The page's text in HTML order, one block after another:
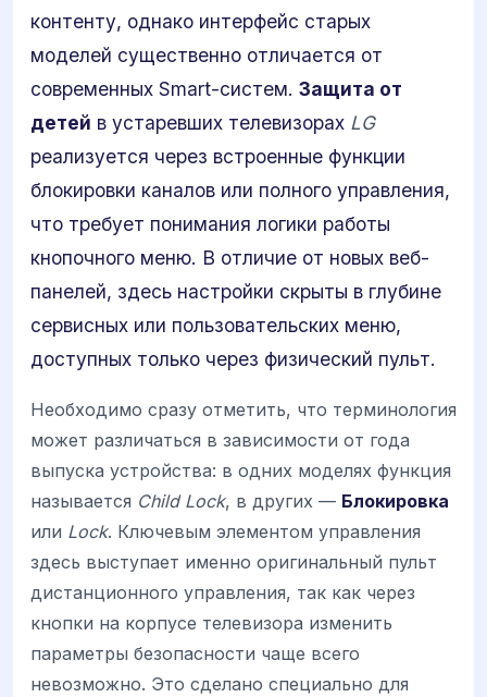
контенту, однако интерфейс старых
моделей существенно отличается от
современных Smart-систем. Защита от
детей в устаревших телевизорах LG
реализуется через встроенные функции
блокировки каналов или полного управления,
что требует понимания логики работы
кнопочного меню. В отличие от новых веб-
панелей, здесь настройки скрыты в глубине
сервисных или пользовательских меню,
доступных только через физический пульт.
Необходимо сразу отметить, что терминология
может различаться в зависимости от года
выпуска устройства: в одних моделях функция
называется Child Lock, в других — Блокировка
или Lock. Ключевым элементом управления
здесь выступает именно оригинальный пульт
дистанционного управления, так как через
кнопки на корпусе телевизора изменить
параметры безопасности чаще всего
невозможно. Это сделано специально для